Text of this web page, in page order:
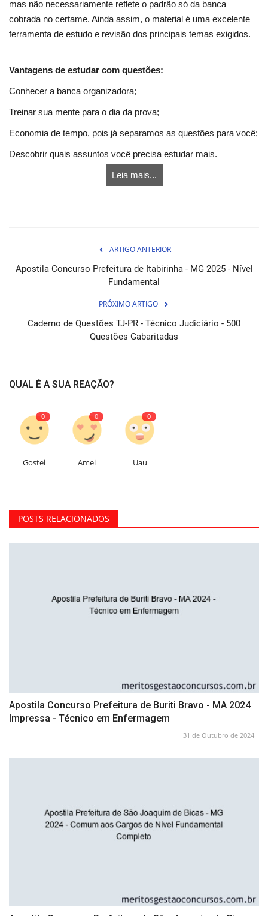
mas não necessariamente reflete o padrão só da banca
cobrada no certame. Ainda assim, o material é uma excelente
ferramenta de estudo e revisão dos principais temas exigidos.
Vantagens de estudar com questões:
Conhecer a banca organizadora;
Treinar sua mente para o dia da prova;
Economia de tempo, pois já separamos as questões para você;
Descobrir quais assuntos você precisa estudar mais.
Leia mais...
ARTIGO ANTERIOR
Apostila Concurso Prefeitura de Itabirinha - MG 2025 - Nível
Fundamental
PRÓXIMO ARTIGO
Caderno de Questões TJ-PR - Técnico Judiciário - 500
Questões Gabaritadas
QUAL É A SUA REAÇÃO?
0
Gostei
0
Amei
0
Uau
POSTS RELACIONADOS
Apostila Concurso Prefeitura de Buriti Bravo - MA 2024
Impressa - Técnico em Enfermagem
31 de Outubro de 2024